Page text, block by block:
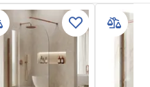
Biela
Pevná
Mosadz, ABS
mm